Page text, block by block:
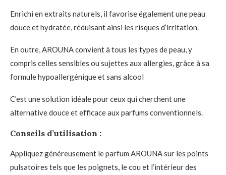
Enrichi en extraits naturels, il favorise également une peau
douce et hydratée, réduisant ainsi les risques d’irritation.
En outre, AROUNA convient à tous les types de peau, y
compris celles sensibles ou sujettes aux allergies, grâce à sa
formule hypoallergénique et sans alcool
C’est une solution idéale pour ceux qui cherchent une
alternative douce et efficace aux parfums conventionnels.
Conseils d’utilisation :
Appliquez généreusement le parfum AROUNA sur les points
pulsatoires tels que les poignets, le cou et l’intérieur des